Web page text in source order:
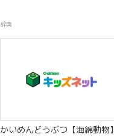
辞典
かいめんどうぶつ【海綿動物】